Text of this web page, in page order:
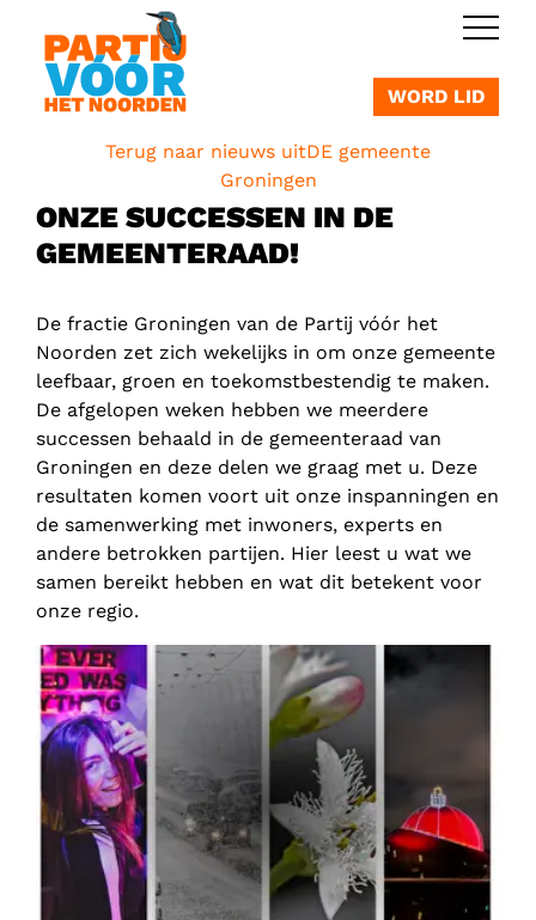
WORD LID
Terug naar nieuws uitDE gemeente
Groningen
ONZE SUCCESSEN IN DE
GEMEENTERAAD!
De fractie Groningen van de Partij vóór het
Noorden zet zich wekelijks in om onze gemeente
leefbaar, groen en toekomstbestendig te maken.
De afgelopen weken hebben we meerdere
successen behaald in de gemeenteraad van
Groningen en deze delen we graag met u. Deze
resultaten komen voort uit onze inspanningen en
de samenwerking met inwoners, experts en
andere betrokken partijen. Hier leest u wat we
samen bereikt hebben en wat dit betekent voor
onze regio.